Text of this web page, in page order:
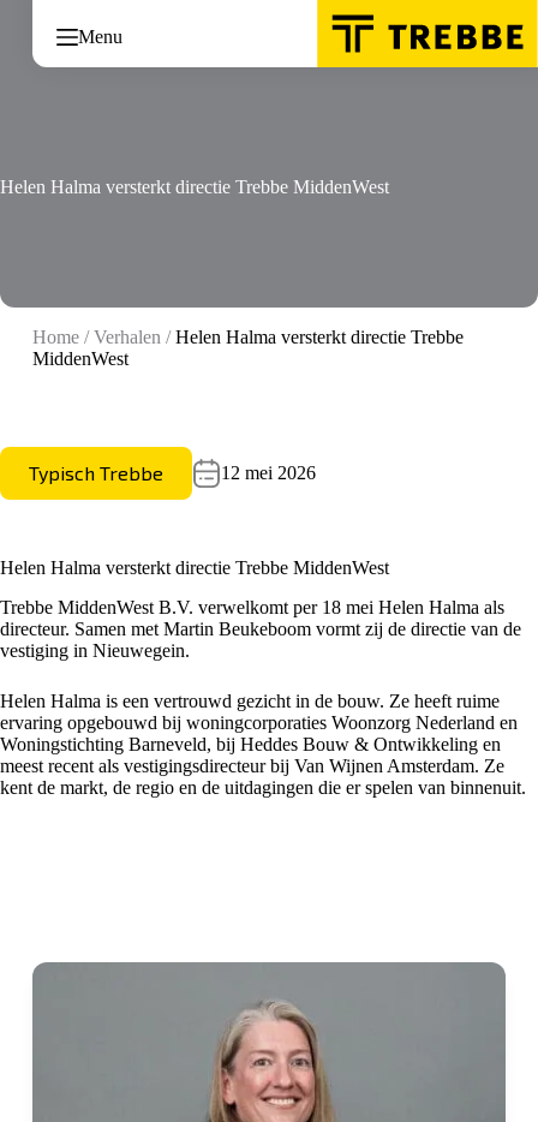
inhoud
Menu
Helen Halma versterkt directie Trebbe MiddenWest
Home/Verhalen /Helen Halma versterkt directie Trebbe
MiddenWest
Typisch Trebbe 12 mei 2026
Helen Halma versterkt directie Trebbe MiddenWest
Trebbe MiddenWest B.V. verwelkomt per 18 mei Helen Halma als
directeur. Samen met Martin Beukeboom vormt zij de directie van de
vestiging in Nieuwegein.
Helen Halma is een vertrouwd gezicht in de bouw. Ze heeft ruime
ervaring opgebouwd bij woningcorporaties Woonzorg Nederland en
Woningstichting Barneveld, bij Heddes Bouw & Ontwikkeling en
meest recent als vestigingsdirecteur bij Van Wijnen Amsterdam. Ze
kent de markt, de regio en de uitdagingen die er spelen van binnenuit.